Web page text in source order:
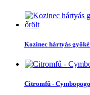
Kozinec hártyás
Citromfű -